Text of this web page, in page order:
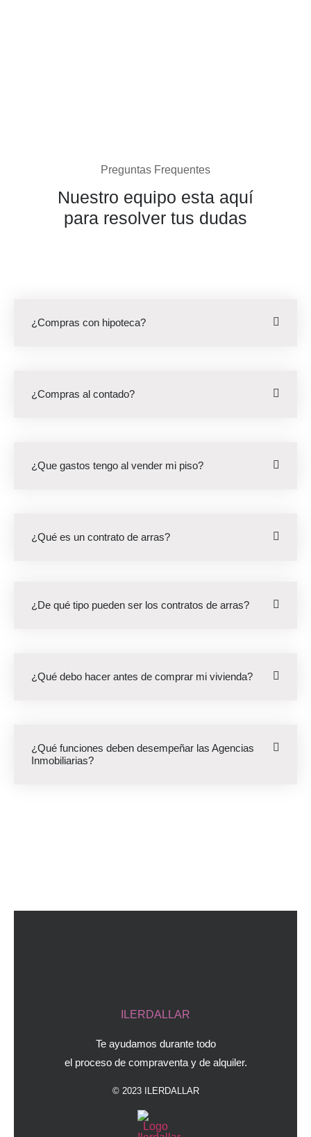
Preguntas Frequentes
Nuestro equipo esta aquí
para resolver tus dudas
¿Compras con hipoteca?
¿Compras al contado?
¿Que gastos tengo al vender mi piso?
¿Qué es un contrato de arras?
¿De qué tipo pueden ser los contratos de arras?
¿Qué debo hacer antes de comprar mi vivienda?
¿Qué funciones deben desempeñar las Agencias
Inmobiliarias?
ILERDALLAR
Te ayudamos durante todo
el proceso de compraventa y de alquiler.
© 2023 ILERDALLAR